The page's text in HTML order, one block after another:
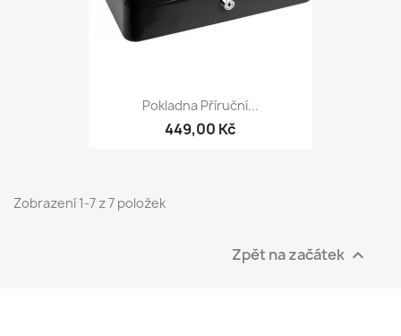
Pokladna Příruční...
449,00 Kč
Zobrazení 1-7 z 7 položek
Zpět na začátek 